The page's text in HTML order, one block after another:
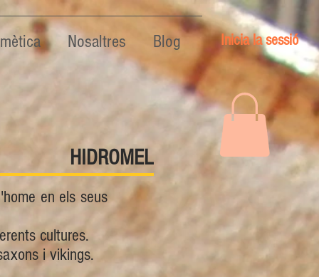
Nosaltres Blog Inicia la sessió
HIDROMEL
en els seus
cultures.
i vikings.